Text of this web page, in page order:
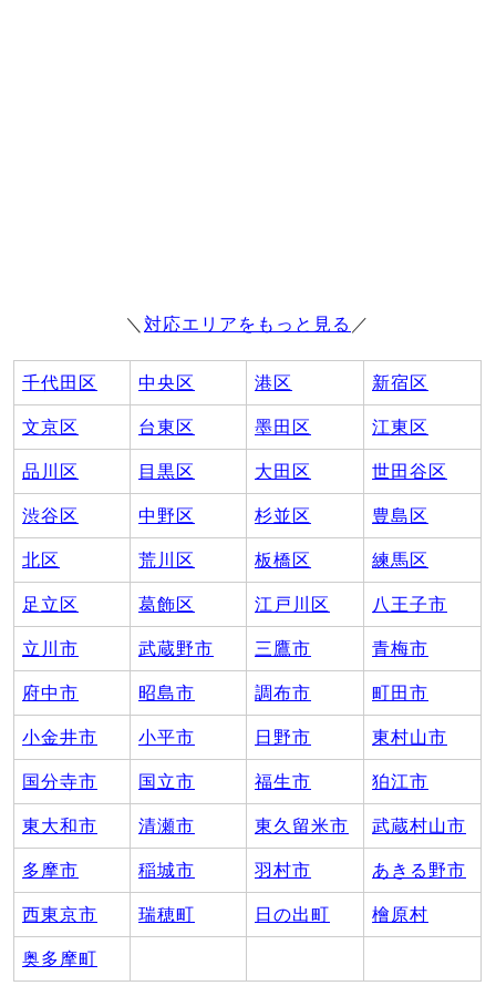
＼ 対応エリアをもっと見る ／
千代田区 中央区 港区 新宿区
文京区 台東区 墨田区 江東区
品川区 目黒区 大田区 世田谷区
渋谷区 中野区 杉並区 豊島区
北区 荒川区 板橋区 練馬区
足立区 葛飾区 江戸川区 八王子市
立川市 武蔵野市 三鷹市 青梅市
府中市 昭島市 調布市 町田市
小金井市 小平市 日野市 東村山市
国分寺市 国立市 福生市 狛江市
東大和市 清瀬市 東久留米市 武蔵村山市
多摩市 稲城市 羽村市 あきる野市
西東京市 瑞穂町 日の出町 檜原村
奥多摩町